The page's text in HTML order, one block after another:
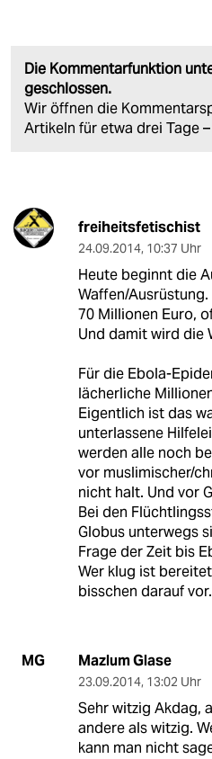
Die Kommentarfunktion
geschlossen.
Wir öffnen die
Artikeln für etwa drei Tage –
freiheitsfetischist
24.09.2014, 10:37 Uhr
Heute beginnt die
Waffen/Ausrüstung.
70 Millionen Euro,
Und damit wird die
Für die Ebola-
lächerliche
Eigentlich ist das
unterlassene
werden alle noch
vor muslimischer/
nicht halt. Und vor
Bei den
Globus unterwegs
Frage der Zeit bis
Wer klug ist
bisschen darauf vor.
MG Mazlum Glase
23.09.2014, 13:02 Uhr
Sehr witzig Akdag,
andere als witzig.
kann man nicht